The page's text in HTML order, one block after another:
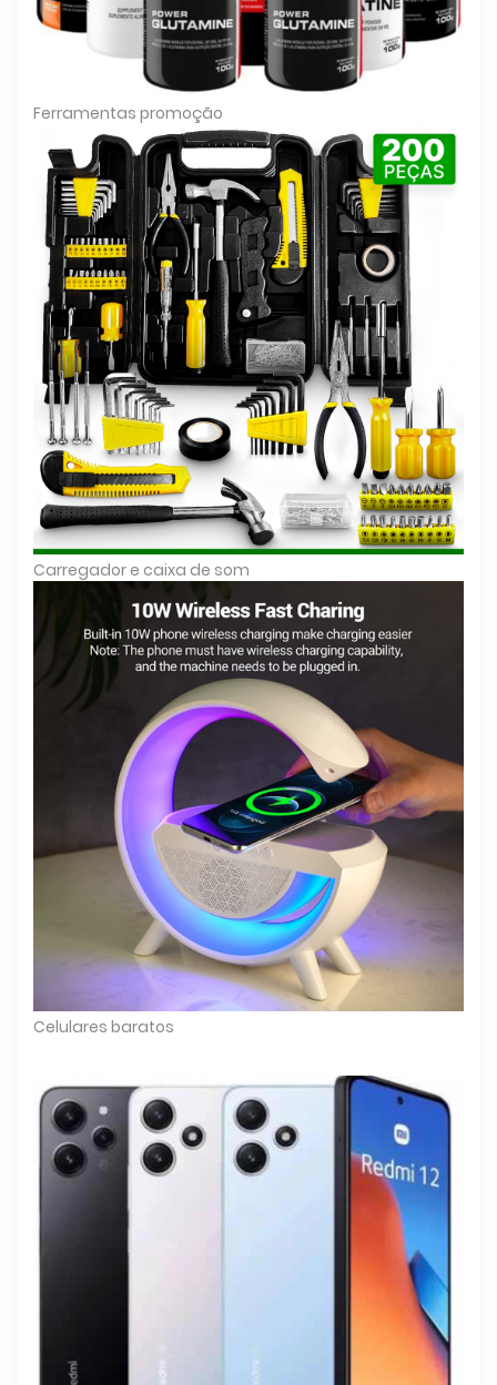
Ferramentas promoção
Carregador e caixa de som
Celulares baratos